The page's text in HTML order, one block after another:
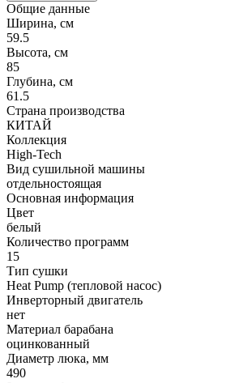
Общие данные
Ширина, см
59.5
Высота, см
85
Глубина, см
61.5
Страна производства
КИТАЙ
Коллекция
High-Tech
Вид сушильной машины
отдельностоящая
Основная информация
Цвет
белый
Количество программ
15
Тип сушки
Heat Pump (тепловой насос)
Инверторный двигатель
нет
Материал барабана
оцинкованный
Диаметр люка, мм
490